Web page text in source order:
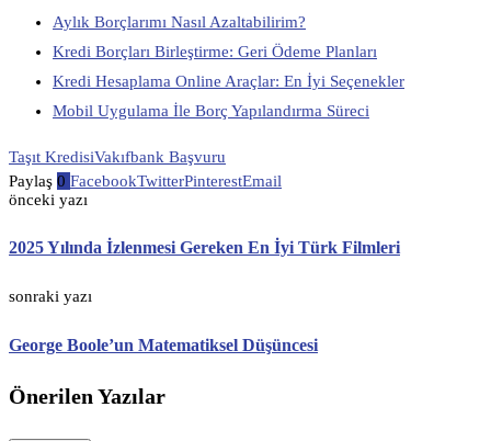
Aylık Borçlarımı Nasıl Azaltabilirim?
Kredi Borçları Birleştirme: Geri Ödeme Planları
Kredi Hesaplama Online Araçlar: En İyi Seçenekler
Mobil Uygulama İle Borç Yapılandırma Süreci
Taşıt KredisiVakıfbank Başvuru
Paylaş 0 FacebookTwitterPinterestEmail
önceki yazı
2025 Yılında İzlenmesi Gereken En İyi Türk Filmleri
sonraki yazı
George Boole’un Matematiksel Düşüncesi
Önerilen Yazılar